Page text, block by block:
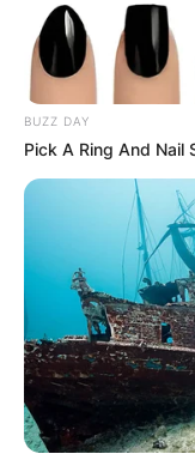
dans le Quinté du
Notre Base: 7
Notre Coup de
Le Bruit
Qui sait pour un
Gagnant et/ou Placé.
BUZZ DAY
Pick A Ring And Nail